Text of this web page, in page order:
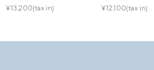
¥13,200(tax in) ¥12,100(tax in)